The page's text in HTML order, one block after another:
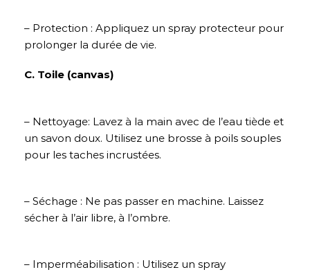
– Protection : Appliquez un spray protecteur pour
prolonger la durée de vie.
C. Toile (canvas)
– Nettoyage: Lavez à la main avec de l’eau tiède et
un savon doux. Utilisez une brosse à poils souples
pour les taches incrustées.
– Séchage : Ne pas passer en machine. Laissez
sécher à l’air libre, à l’ombre.
– Imperméabilisation : Utilisez un spray